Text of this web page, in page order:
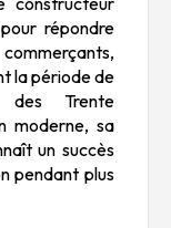
répondre
la période de
des Trente
moderne, sa
un succès
pendant plus